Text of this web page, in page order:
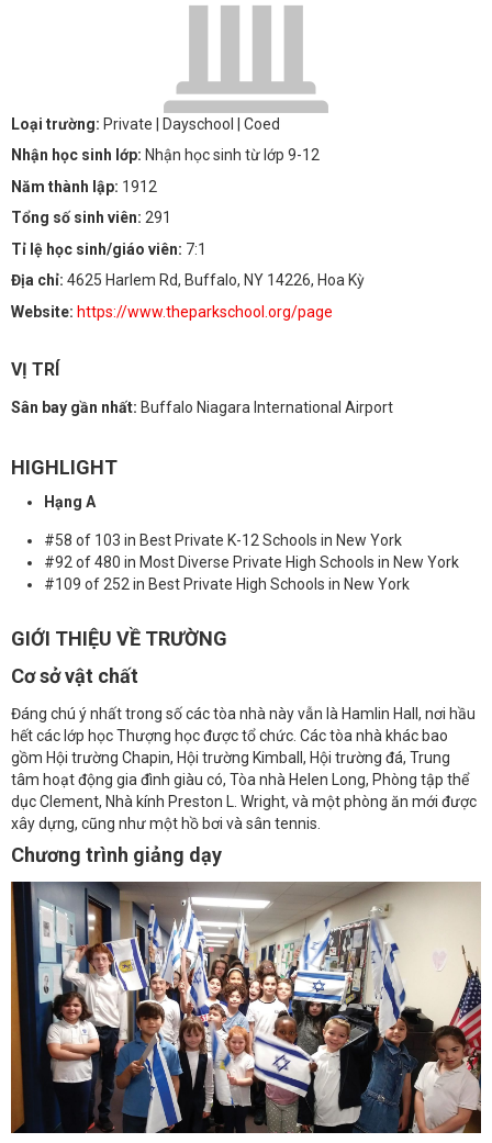
Loại trường: Private | Dayschool | Coed
Nhận học sinh lớp: Nhận học sinh từ lớp 9-12
Năm thành lập: 1912
Tổng số sinh viên: 291
Tỉ lệ học sinh/giáo viên: 7:1
Địa chỉ: 4625 Harlem Rd, Buffalo, NY 14226, Hoa Kỳ
Website: https://www.theparkschool.org/page
VỊ TRÍ
Sân bay gần nhất: Buffalo Niagara International Airport
HIGHLIGHT
Hạng A
#58 of 103 in Best Private K-12 Schools in New York
#92 of 480 in Most Diverse Private High Schools in New York
#109 of 252 in Best Private High Schools in New York
GIỚI THIỆU VỀ TRƯỜNG
Cơ sở vật chất
Đáng chú ý nhất trong số các tòa nhà này vẫn là Hamlin Hall, nơi hầu
hết các lớp học Thượng học được tổ chức. Các tòa nhà khác bao
gồm Hội trường Chapin, Hội trường Kimball, Hội trường đá, Trung
tâm hoạt động gia đình giàu có, Tòa nhà Helen Long, Phòng tập thể
dục Clement, Nhà kính Preston L. Wright, và một phòng ăn mới được
xây dựng, cũng như một hồ bơi và sân tennis.
Chương trình giảng dạy